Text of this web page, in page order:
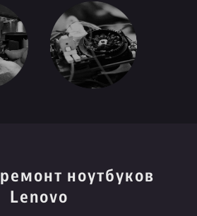
ноутбуков
Lenovo